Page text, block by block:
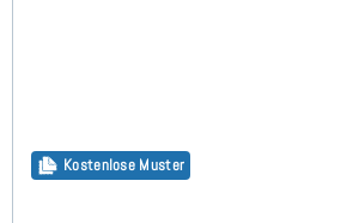
Kostenlose Muster